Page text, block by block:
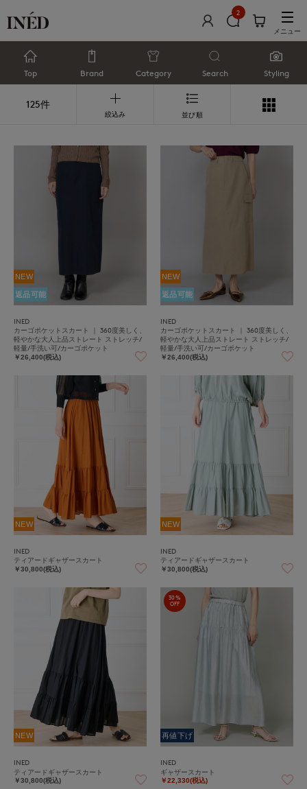
2
メニュー
Top Brand Category Search Styling
125件
絞込み 並び順
NEW
返品可能
INED
カーゴポケットスカート ｜ 360度美しく、
軽やかな大人上品ストレート ストレッチ/
軽量/手洗い可/カーゴポケット
￥26,400(税込)
NEW
返品可能
INED
カーゴポケットスカート ｜ 360度美しく、
軽やかな大人上品ストレート ストレッチ/
軽量/手洗い可/カーゴポケット
￥26,400(税込)
NEW
INED
ティアードギャザースカート
￥30,800(税込)
NEW
INED
ティアードギャザースカート
￥30,800(税込)
NEW
INED
ティアードギャザースカート
￥30,800(税込)
30%
OFF
再値下げ
INED
ギャザースカート
￥22,330(税込)